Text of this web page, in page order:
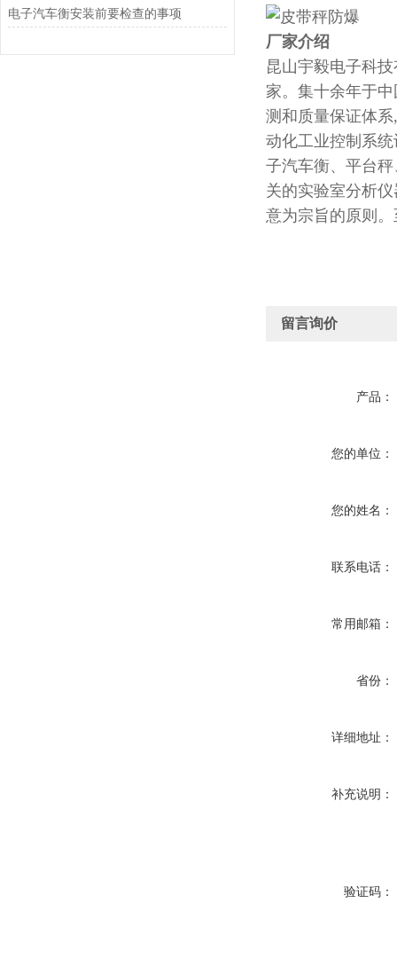
电子汽车衡安装前要检查的事项
厂家介绍
昆山宇毅电子科
家。集十余年于
测和质量保证体
动化工业控制系
子汽车衡、平台
关的实验室分析
意为宗旨的原则
留言询价
产品：
您的单位：
您的姓名：
联系电话：
常用邮箱：
省份：
详细地址：
补充说明：
验证码：